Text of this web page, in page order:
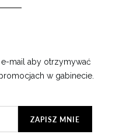
mail aby otrzymywać
w gabinecie.